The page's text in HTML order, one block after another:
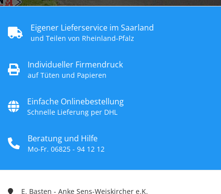
Eigener Lieferservice im Saarland
und Teilen von Rheinland-Pfalz
Individueller Firmendruck
auf Tüten und Papieren
Einfache Onlinebestellung
Schnelle Lieferung per DHL
Beratung und Hilfe
Mo-Fr. 06825 - 94 12 12
E. Basten - Anke Sens-Weiskircher e.K.